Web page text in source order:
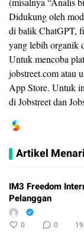
Didukung oleh
di balik ChatGPT,
yang lebih organik
Untuk mencoba
jobstreet.com atau
App Store. Untuk
di Jobstreet dan
Artikel
IM3 Freedom
Pelanggan
0 0